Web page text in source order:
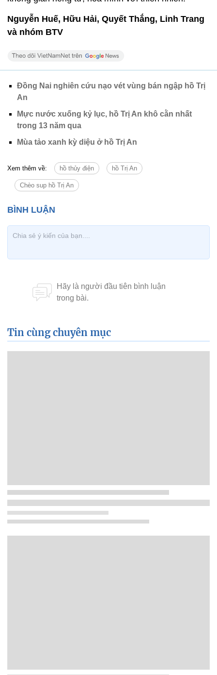
Nguyễn Huế, Hữu Hải, Quyết Thắng, Linh Trang
và nhóm BTV
Đồng Nai nghiên cứu nạo vét vùng bán ngập hồ Trị
An
Mực nước xuống kỷ lục, hồ Trị An khô cằn nhất
trong 13 năm qua
Mùa tảo xanh kỳ diệu ở hồ Trị An
Xem thêm về: hồ thủy điện hồ Trị An
Chèo sup hồ Trị An
Tin cùng chuyên mục